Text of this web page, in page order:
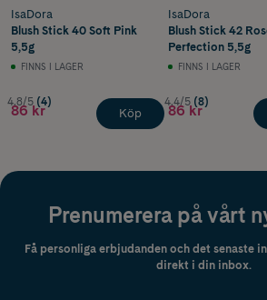
IsaDora
Blush Stick 40 Soft Pink
5,5g
FINNS I LAGER
4.8/5 (4)
86 kr Köp
IsaDora
Blush Stick 42
Perfection 5,5g
FINNS I LAGER
4.4/5 (8)
86 kr
Prenumerera på vårt
Få personliga erbjudanden och det senaste
direkt i din inbox.